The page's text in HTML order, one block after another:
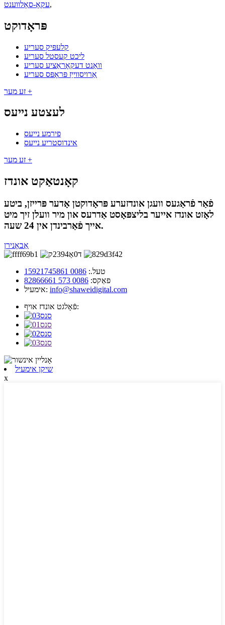
עקאָ-סאָלווענט,
פּראָדוקט
קלעפּיק סעריע
ליכט קעסטל סעריע
וואַנט דעקאָראַציע סעריע
אַרויסווייַז פּראָפּס סעריע
זע מער +
לעצטע נייעס
פירמע נייעס
אינדוסטריע נייעס
זע מער +
קאָנטאַקט אונדז
פֿאַר פֿראַגעס וועגן אונדזערע פּראָדוקטן אָדער פּרייזן, ביטע
לאָזט אונדז אייער בליצפּאָסט אַדרעס און מיר וועלן זיך מיט
אייך פֿאַרבינדן אין 24 שעה.
אַבאָנירן
טעל.: 0086 15921745861
פאַקס: 0086 573 82866661
אימעיל: info@shaweidigital.com
פֿאָלגט אונדז אויף:
שיקן אימעיל
x